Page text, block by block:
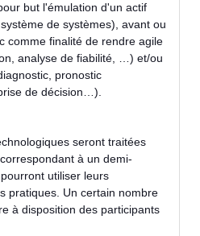
but l'émulation d'un actif
de systèmes), avant ou
comme finalité de rendre agile
analyse de fiabilité, …) et/ou
pronostic
de décision…).
seront traitées
à un demi-
utiliser leurs
pratiques. Un certain nombre
à disposition des participants